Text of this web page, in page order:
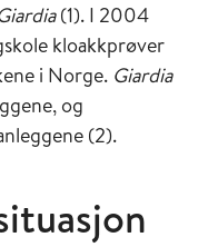
(1). I 2004
kloakkprøver
i Norge. Giardia
og
(2).